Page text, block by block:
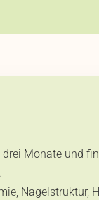
Monate und
Nagelstruktur,